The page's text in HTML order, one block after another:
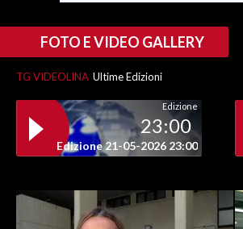
FOTO E VIDEO GALLERY
TG VIDEOLINA Ultime Edizioni
Edizione
23:00
Edizione 21-05-2026 23:00